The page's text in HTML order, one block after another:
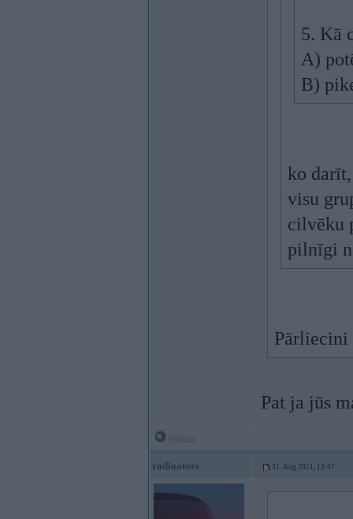
5. Kā
A)
B)
ko
visu
cilvēku
pilnīgi
Pārliecini
Pat ja jūs
radiaators 31. Aug 2021, 13:47